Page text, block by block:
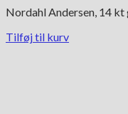
Nordahl Andersen, 14
Tilføj til kurv